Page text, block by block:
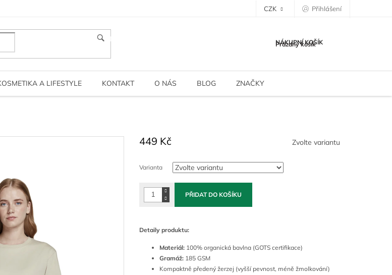
CZK Přihlášení
HLEDAT NÁKUPNÍ KOŠÍK
Prázdný košík
A LIFESTYLE KONTAKT O NÁS BLOG ZNAČKY
449 Kč
cena:
Zvolte variantu
Varianta
PŘIDAT DO KOŠÍKU
Detaily produktu:
Materiál: 100% organická bavlna (GOTS certifikace)
Gramáž: 185 GSM
Kompaktně předený žerzej (vyšší pevnost, méně žmolkování)